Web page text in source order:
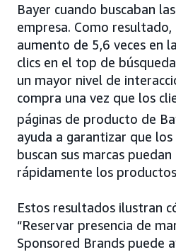
Bayer cuando buscaban
empresa. Como
aumento de 5,6 veces en
clics en el top de
un mayor nivel de
compra una vez que los
páginas de producto de
ayuda a garantizar que
buscan sus marcas
rápidamente los
Estos resultados ilustran
“Reservar presencia de
Sponsored Brands puede